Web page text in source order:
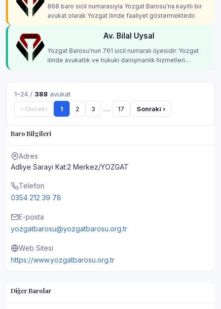
Baro Bilgileri
Adres
Adliye Sarayı Kat:2 Merkez/YOZGAT
Telefon
0354 212 39 78
E-posta
yozgatbarosu@yozgatbarosu.org.tr
Web Sitesi
https://www.yozgatbarosu.org.tr
Diğer Barolar
868 baro sicil numarasıyla Yozgat Barosu'na kayıtlı bir
avukat olarak Yozgat ilinde faaliyet göstermektedir.
Av. Bilal Uysal
Yozgat Barosu'nun 761 sicil numaralı üyesidir. Yozgat
ilinde avukatlık ve hukuki danışmanlık hizmetleri
1–24 / 388 avukat
‹ Önceki
1 2 3 … 17 Sonraki ›